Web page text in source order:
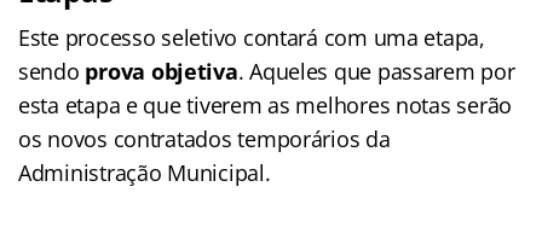
Este processo seletivo contará com uma etapa,
sendo prova objetiva. Aqueles que passarem por
esta etapa e que tiverem as melhores notas serão
os novos contratados temporários da
Administração Municipal.